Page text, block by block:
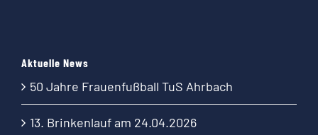
Aktuelle News
50 Jahre Frauenfußball TuS Ahrbach
13. Brinkenlauf am 24.04.2026